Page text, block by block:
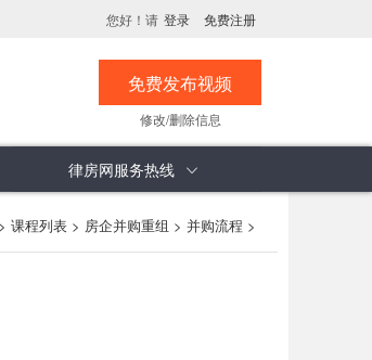
您好！请 登录 免费注册
免费发布视频
修改/删除信息
计价面积
看楼纸
观察
律房网服务热线
> 课程列表 > 房企并购重组 > 并购流程 >